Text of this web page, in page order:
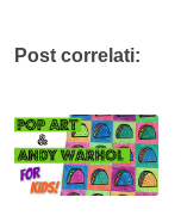
Post correlati: